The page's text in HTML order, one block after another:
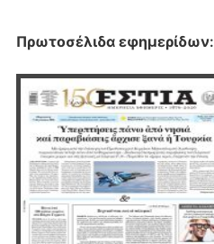
Πρωτοσέλιδα εφημερίδων: